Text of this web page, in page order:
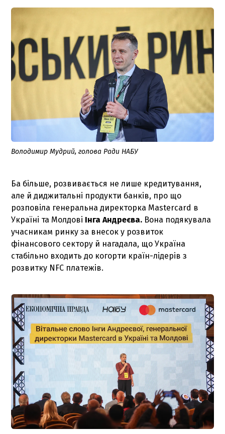
Володимир Мудрий, голова Ради НАБУ
Ба більше, розвивається не лише кредитування,
але й диджитальні продукти банків, про що
розповіла генеральна директорка Mastercard в
Україні та Молдові Інга Андреєва. Вона подякувала
учасникам ринку за внесок у розвиток
фінансового сектору й нагадала, що Україна
стабільно входить до когорти країн-лідерів з
розвитку NFC платежів.